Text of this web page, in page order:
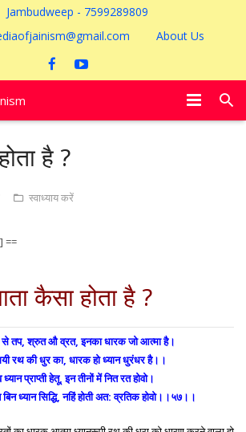
Jambudweep - 7599289809
About Us
है ?
स्वाध्याय करें
==
कैसा होता है ?
तप, श्रुत औ व्रत, इनका धारक जो आत्मा है।
रथ की धुर का, धारक हो ध्यान धुरंधर है।।
प्राप्ती हेतू, इन तीनों में नित रत होवो।
ध्यान सिद्धि, नहिं होती अत: व्रतिक होवो।।५७।।